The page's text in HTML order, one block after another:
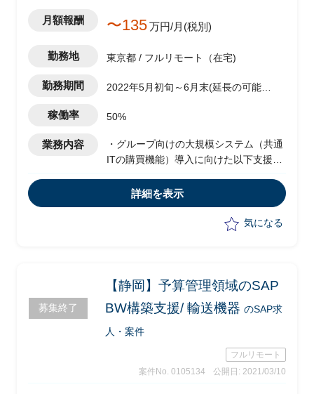
月額報酬 〜135万円/月(税別)
勤務地 東京都 / フルリモート（在宅)
勤務期間
2022年5月初旬～6月末(延長の可能性
稼働率 50%
業務内容
・グループ向けの大規模システム（共通
ITの購買機能）導入に向けた以下支援
・業務プロセス改善支援
詳細を表示
気になる
募集終了
【静岡】予算管理領域のSAP
BW構築支援/ 輸送機器 のSAP求
人・案件
フルリモート
案件No. 0105134
公開日: 2021/03/10